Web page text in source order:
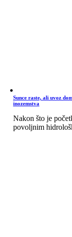
Sunce raste, ali uvoz
inozemstva
Nakon što je
povoljnim